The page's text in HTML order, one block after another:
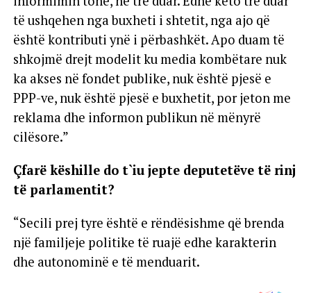
të ushqehen nga buxheti i shtetit, nga ajo që
është kontributi ynë i përbashkët. Apo duam të
shkojmë drejt modelit ku media kombëtare nuk
ka akses në fondet publike, nuk është pjesë e
PPP-ve, nuk është pjesë e buxhetit, por jeton me
reklama dhe informon publikun në mënyrë
cilësore.”
Çfarë këshille do t`iu jepte deputetëve të rinj
të parlamentit?
“Secili prej tyre është e rëndësishme që brenda
një familjeje politike të ruajë edhe karakterin
dhe autonominë e të menduarit.